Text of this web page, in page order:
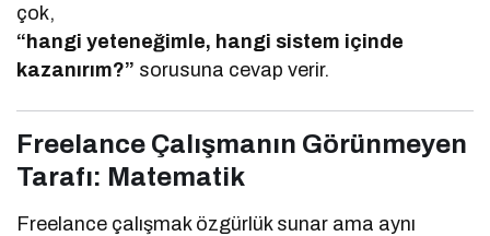
çok,
“hangi yeteneğimle, hangi sistem içinde
kazanırım?” sorusuna cevap verir.
Freelance Çalışmanın Görünmeyen
Tarafı: Matematik
Freelance çalışmak özgürlük sunar ama aynı